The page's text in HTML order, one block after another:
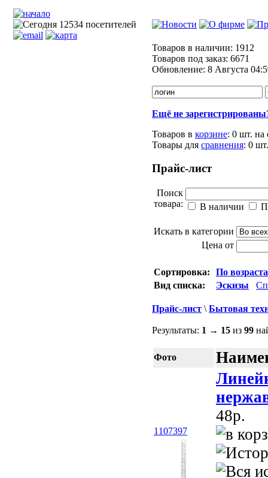
Товаров в наличии: 1912
Товаров под заказ: 6671
Обновление: 8 Августа
Ещё не
Товаров в корзине: 0 шт. на
Товары для сравнения: 0 шт.
Прайс-лист
Поиск
товара:
В наличии
Искать в категории
Цена от
Сортировка:
По
Вид списка:
Эскизы
Прайс-лист \Бытовая
Результаты: 1 → 15 из 99
Фото
1107397
48p.